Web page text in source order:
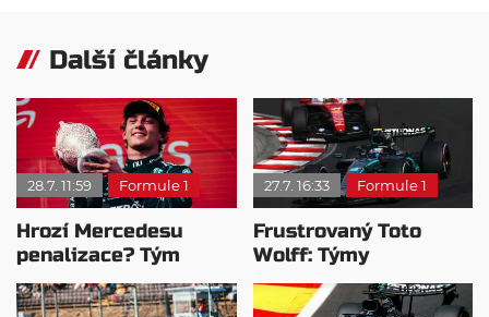
Další články
28.7. 11:59 Formule 1
Hrozí Mercedesu
penalizace? Tým
zvažuje výměnu
motoru
27.7. 16:33 Formule 1
Frustrovaný Toto
Wolff: Týmy
ignorovaly modré
vlajky